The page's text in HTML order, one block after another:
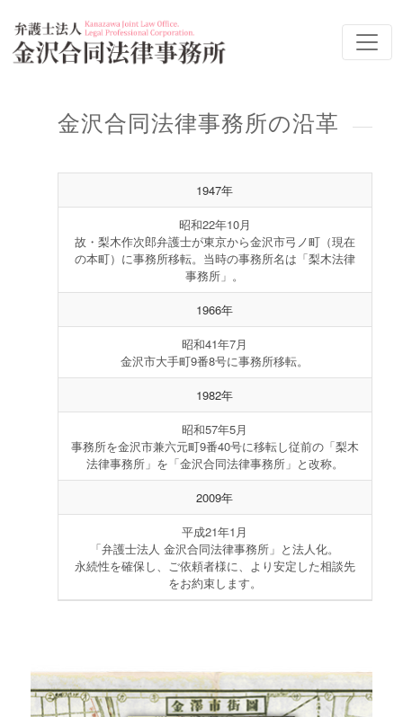
金沢合同法律事務所の沿革
1947年
昭和22年10月
故・梨木作次郎弁護士が東京から金沢市弓ノ町（現在
の本町）に事務所移転。当時の事務所名は「梨木法律
事務所」。
1966年
昭和41年7月
金沢市大手町9番8号に事務所移転。
1982年
昭和57年5月
事務所を金沢市兼六元町9番40号に移転し従前の「梨木
法律事務所」を「金沢合同法律事務所」と改称。
2009年
平成21年1月
「弁護士法人 金沢合同法律事務所」と法人化。
永続性を確保し、ご依頼者様に、より安定した相談先
をお約束します。